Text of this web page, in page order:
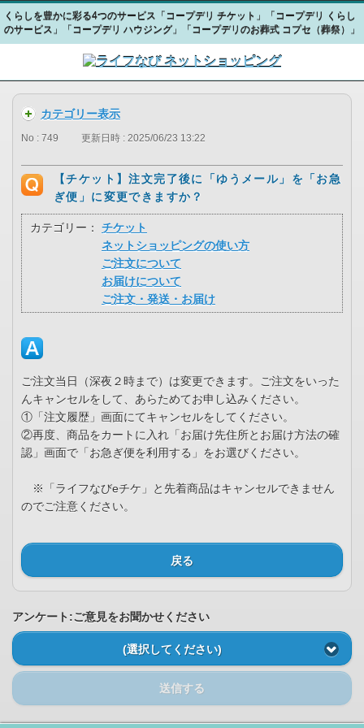
くらしを豊かに彩る4つのサービス「コープデリ チケット」「コープデリ くらし
のサービス」「コープデリ ハウジング」「コープデリのお葬式 コプセ（葬祭）」
カテゴリー表示
No : 749 更新日時 : 2025/06/23 13:22
【チケット】注文完了後に「ゆうメール」を「お急
ぎ便」に変更できますか？
カテゴリー：
チケット
ネットショッピングの使い方
ご注文について
お届けについて
ご注文・発送・お届け
ご注文当日（深夜２時まで）は変更できます。ご注文をいった
んキャンセルをして、あらためてお申し込みください。
①「注文履歴」画面にてキャンセルをしてください。
②再度、商品をカートに入れ「お届け先住所とお届け方法の確
認」画面で「お急ぎ便を利用する」をお選びください。
※「ライフなびeチケ」と先着商品はキャンセルできません
のでご注意ください。
戻る
アンケート:ご意見をお聞かせください
(選択してください)
送信する